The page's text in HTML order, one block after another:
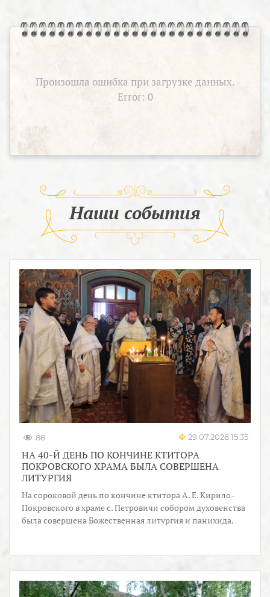
Произошла ошибка при загрузке данных.
Error: 0
Наши события
88 29.07.2026 15:35
НА 40-Й ДЕНЬ ПО КОНЧИНЕ КТИТОРА
ПОКРОВСКОГО ХРАМА БЫЛА СОВЕРШЕНА
ЛИТУРГИЯ
На сороковой день по кончине ктитора А. Е. Кирило-
Покровского в храме с. Петровичи собором духовенства
была совершена Божественная литургия и панихида.